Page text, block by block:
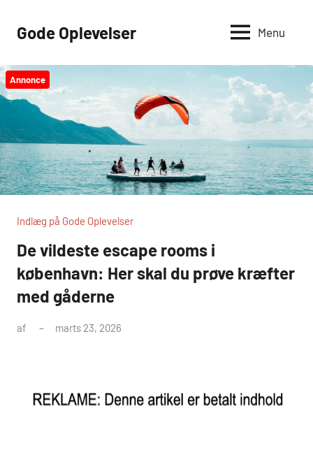
Gode Oplevelser Menu
Annonce
Indlæg på Gode Oplevelser
De vildeste escape rooms i
københavn: Her skal du prøve kræfter
med gåderne
af marts 23, 2026